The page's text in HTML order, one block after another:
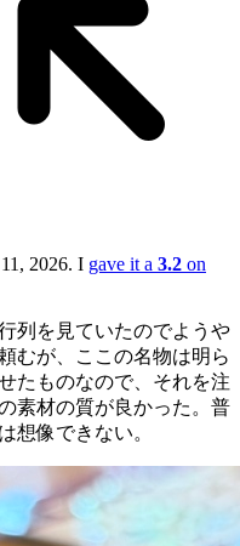
2026. I gave it a 3.2 on
列を見ていたのでようや
むが、ここの名物は明ら
たものなので、それを注
素材の質が良かった。普
想像できない。